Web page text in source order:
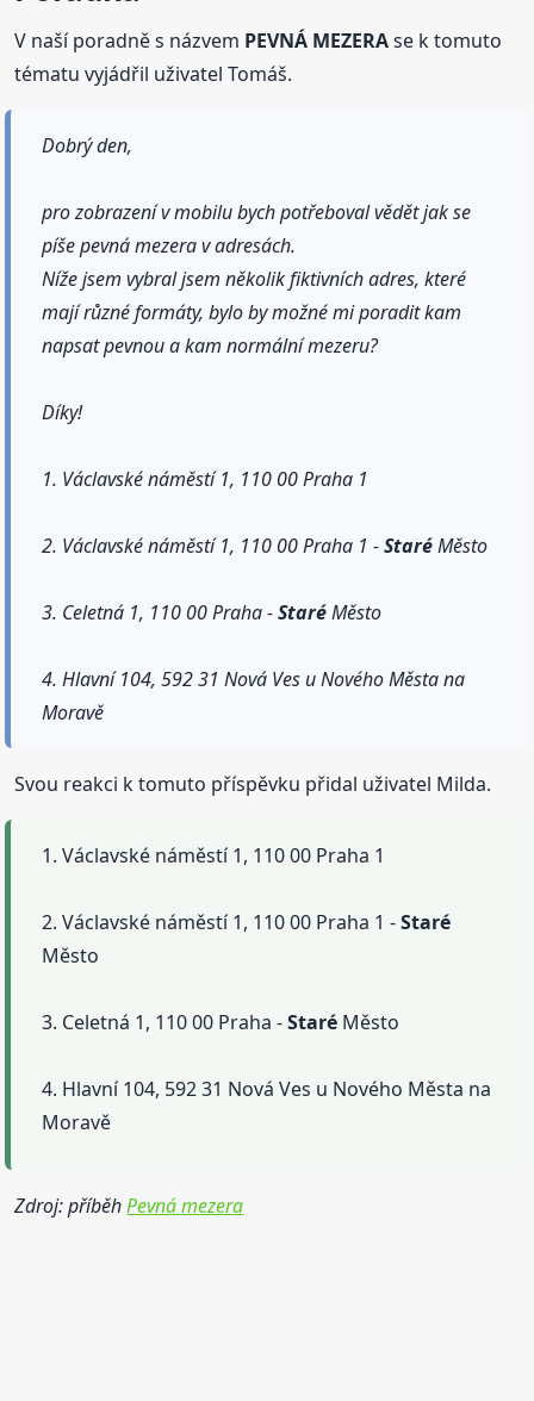
V naší poradně s názvem PEVNÁ MEZERAse k tomuto
tématu vyjádřil uživatel Tomáš.
Dobrý den,
pro zobrazení v mobilu bych potřeboval vědět jak se
píše pevná mezera v adresách.
Níže jsem vybral jsem několik fiktivních adres, které
mají různé formáty, bylo by možné mi poradit kam
napsat pevnou a kam normální mezeru?
Díky!
1. Václavské náměstí 1, 110 00 Praha 1
2. Václavské náměstí 1, 110 00 Praha 1 -StaréMěsto
3. Celetná 1, 110 00 Praha -StaréMěsto
4. Hlavní 104, 592 31 Nová Ves u Nového Města na
Moravě
Svou reakci k tomuto příspěvku přidal uživatel Milda.
1. Václavské náměstí 1, 110 00 Praha 1
2. Václavské náměstí 1, 110 00 Praha 1 -Staré
Město
3. Celetná 1, 110 00 Praha -Staré Město
4. Hlavní 104, 592 31 Nová Ves u Nového Města na
Moravě
Zdroj: příběhPevná mezera